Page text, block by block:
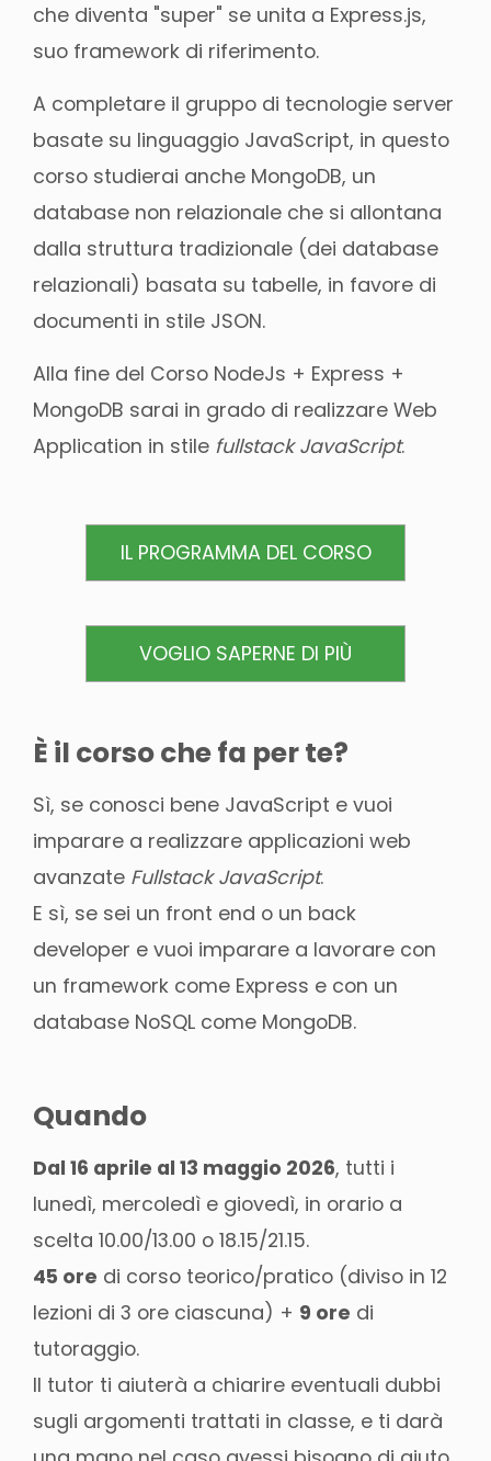
che diventa "super" se unita a Express.js,
suo framework di riferimento.
A completare il gruppo di tecnologie server
basate su linguaggio JavaScript, in questo
corso studierai anche MongoDB, un
database non relazionale che si allontana
dalla struttura tradizionale (dei database
relazionali) basata su tabelle, in favore di
documenti in stile JSON.
Alla fine del Corso NodeJs + Express +
MongoDB sarai in grado di realizzare Web
Application in stile fullstack JavaScript.
IL PROGRAMMA DEL CORSO
VOGLIO SAPERNE DI PIÙ
È il corso che fa per te?
Sì, se conosci bene JavaScript e vuoi
imparare a realizzare applicazioni web
avanzate Fullstack JavaScript.
E sì, se sei un front end o un back
developer e vuoi imparare a lavorare con
un framework come Express e con un
database NoSQL come MongoDB.
Quando
Dal 16 aprile al 13 maggio 2026, tutti i
lunedì, mercoledì e giovedì, in orario a
scelta 10.00/13.00 o 18.15/21.15.
45 ore di corso teorico/pratico (diviso in 12
lezioni di 3 ore ciascuna) + 9 ore di
tutoraggio.
Il tutor ti aiuterà a chiarire eventuali dubbi
sugli argomenti trattati in classe, e ti darà